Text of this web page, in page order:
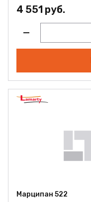
4 551 руб.
Марципан 522